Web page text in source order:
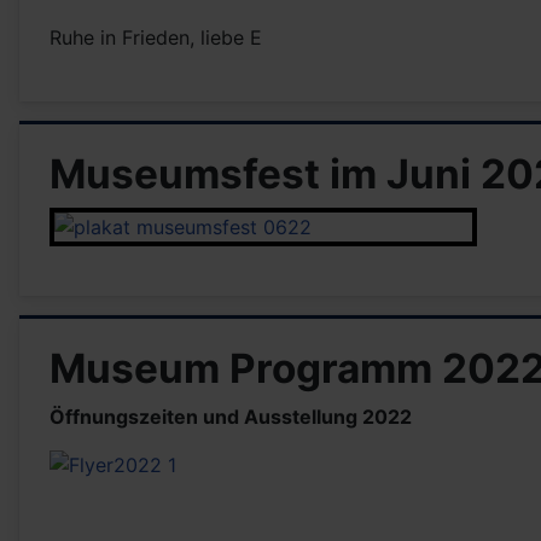
Ruhe in Frieden, liebe E
Museumsfest im Juni
Museum Programm
Öffnungszeiten und Ausstellung 2022